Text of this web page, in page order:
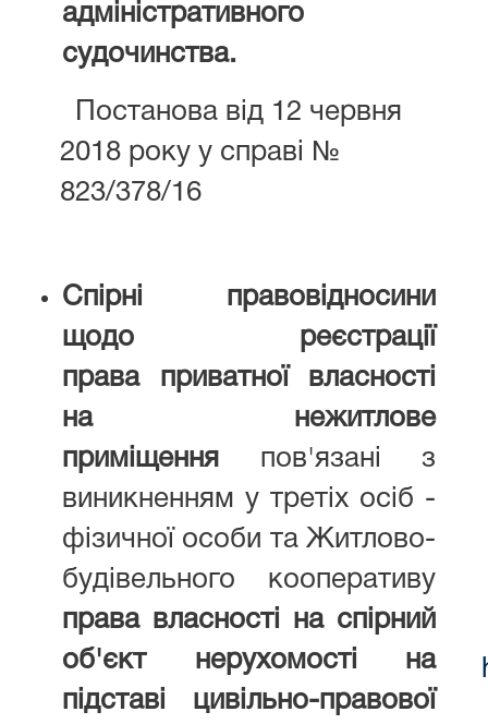
адміністративного
судочинства.
Постанова від 12 червня
2018 року у справі №
823/378/16
Спірні правовідносини
щодо реєстрації
права приватної власності
на нежитлове
приміщення пов'язані з
виникненням у третіх осіб -
фізичної особи та Житлово-
будівельного кооперативу
права власності на спірний
об'єкт нерухомості на
підставі цивільно-правової